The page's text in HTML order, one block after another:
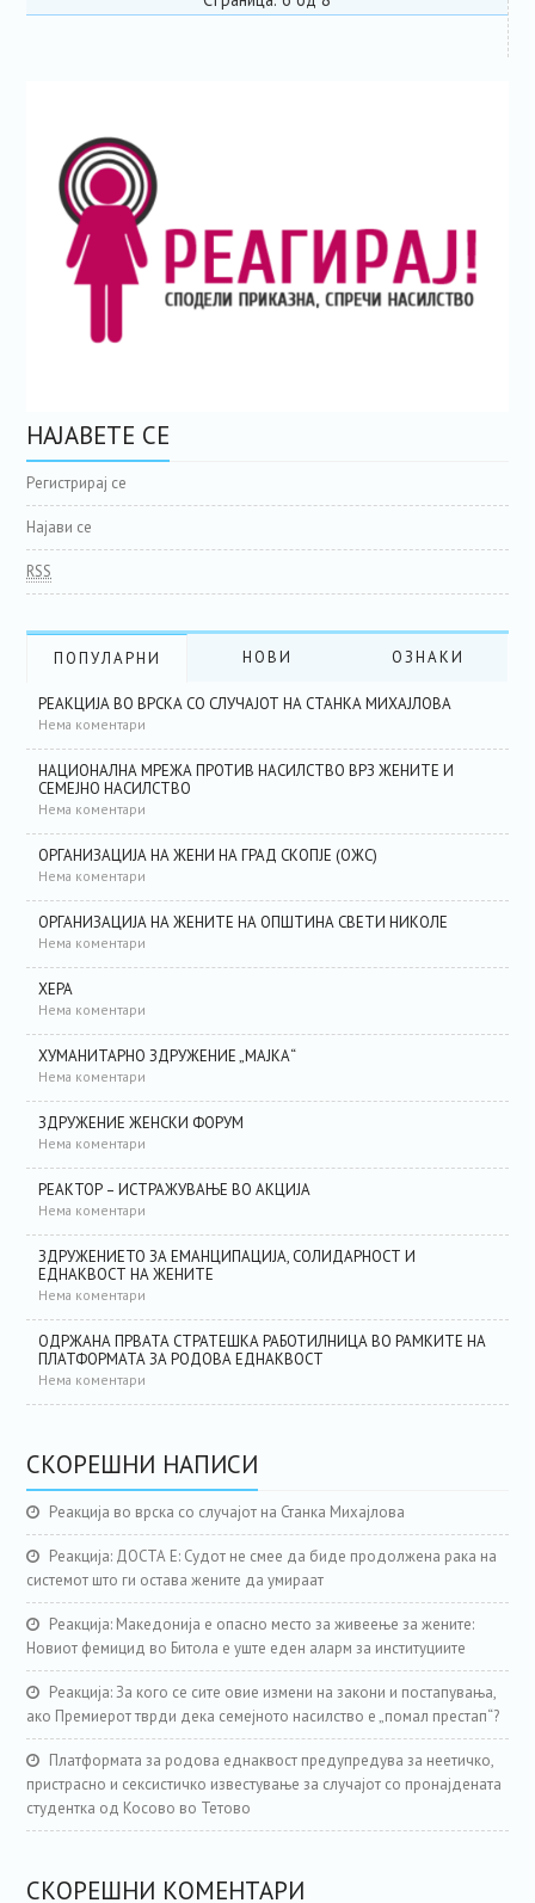
НАЈАВЕТЕ СЕ
Регистрирај се
Најави се
RSS
ПОПУЛАРНИ НОВИ ОЗНАКИ
РЕАКЦИЈА ВО ВРСКА СО СЛУЧАЈОТ НА СТАНКА МИХАЈЛОВА
Нема коментари
НАЦИОНАЛНА МРЕЖА ПРОТИВ НАСИЛСТВО ВРЗ ЖЕНИТЕ И
СЕМЕЈНО НАСИЛСТВО
Нема коментари
ОРГАНИЗАЦИЈА НА ЖЕНИ НА ГРАД СКОПЈЕ (ОЖС)
Нема коментари
ОРГАНИЗАЦИЈА НА ЖЕНИТЕ НА ОПШТИНА СВЕТИ НИКОЛЕ
Нема коментари
ХЕРА
Нема коментари
ХУМАНИТАРНО ЗДРУЖЕНИЕ „МАЈКА“
Нема коментари
ЗДРУЖЕНИЕ ЖЕНСКИ ФОРУМ
Нема коментари
РЕАКТОР – ИСТРАЖУВАЊЕ ВО АКЦИЈА
Нема коментари
ЗДРУЖЕНИЕТО ЗА ЕМАНЦИПАЦИЈА, СОЛИДАРНОСТ И
ЕДНАКВОСТ НА ЖЕНИТЕ
Нема коментари
ОДРЖАНА ПРВАТА СТРАТЕШКА РАБОТИЛНИЦА ВО РАМКИТЕ НА
ПЛАТФОРМАТА ЗА РОДОВА ЕДНАКВОСТ
Нема коментари
СКОРЕШНИ НАПИСИ
Реакција во врска со случајот на Станка Михајлова
Реакција: ДОСТА Е: Судот не смее да биде продолжена рака на
системот што ги остава жените да умираат
Реакција: Македонија е опасно место за живеење за жените:
Новиот фемицид во Битола е уште еден аларм за институциите
Реакција: За кого се сите овие измени на закони и постапувања,
ако Премиерот тврди дека семејното насилство е „помал престап“?
Платформата за родова еднаквост предупредува за неетичко,
пристрасно и сексистичко известување за случајот со пронајдената
студентка од Косово во Тетово
СКОРЕШНИ КОМЕНТАРИ